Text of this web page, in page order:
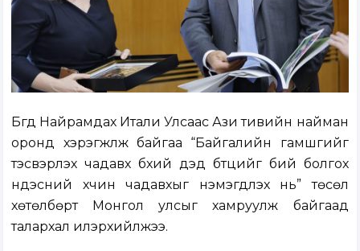
Бүгд Найрамдах Итали Улсаас Ази тивийн найман
оронд хэрэгжүүлж байгаа “Байгалийн гамшгийг
тэсвэрлэх чадавх бүхий дэд бүтцийг бий болгох
үндэсний хүчин чадавхыг нэмэгдүүлэх нь” төсөл
хөтөлбөрт Монгол улсыг хамруулж байгаад
талархал илэрхийлжээ.